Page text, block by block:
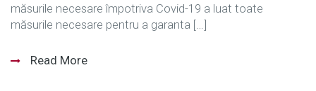
măsurile necesare împotriva Covid-19 a luat toate
măsurile necesare pentru a garanta […]
Read More